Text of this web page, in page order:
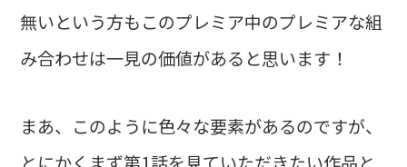
無いという方もこのプレミア中のプレミアな組
み合わせは一見の価値があると思います！
まあ、このように色々な要素があるのですが、
とにかくまず第1話を見ていただきたい作品と